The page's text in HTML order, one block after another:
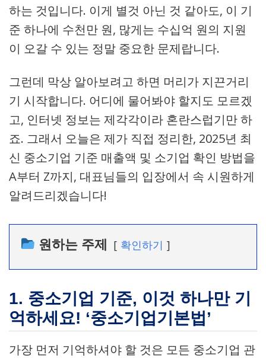
하는 것입니다. 이게 별것 아닌 것 같아도, 이 기
준 하나에 수천만 원, 많게는 수십억 원의 지원
이 오갈 수 있는 정말 중요한 문제랍니다.
그런데 막상 알아보려고 하면 머리가 지끈거리
기 시작합니다. 어디에 물어봐야 할지도 모르겠
고, 인터넷 정보는 제각각이라 혼란스럽기만 하
죠. 그래서 오늘은 제가 직접 정리한, 2025년 최
신 중소기업 기준 매출액 및 소기업 확인 방법을
A부터 Z까지, 대표님들의 입장에서 속 시원하게
알려드리겠습니다!
원하는 주제 확인하기
1. 중소기업 기준, 이것 하나만 기
억하세요! ‘중소기업기본법’
가장 먼저 기억하셔야 할 것은 모든 중소기업 관